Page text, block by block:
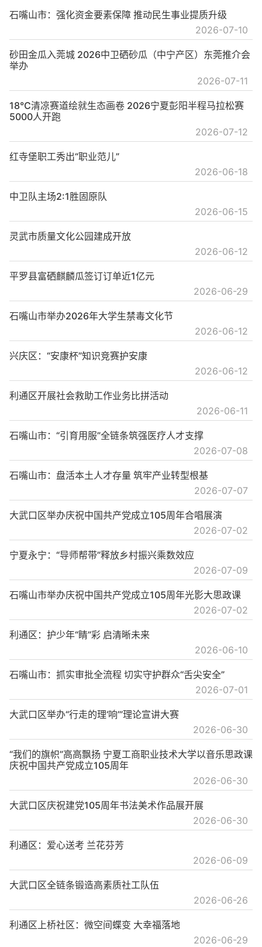
2026-07-10
石嘴山市：强化资金要素保障 推动民生事业提质升级
2026-07-11
砂田金瓜入莞城 2026中卫硒砂瓜（中宁产区）东莞推介会
举办
2026-07-12
18℃清凉赛道绘就生态画卷 2026宁夏彭阳半程马拉松赛
5000人开跑
2026-06-18
红寺堡职工秀出“职业范儿”
2026-06-15
中卫队主场2:1胜固原队
2026-06-12
灵武市质量文化公园建成开放
2026-06-29
平罗县富硒麒麟瓜签订订单近1亿元
2026-06-12
石嘴山市举办2026年大学生禁毒文化节
2026-06-12
兴庆区：“安康杯”知识竞赛护安康
2026-06-11
利通区开展社会救助工作业务比拼活动
2026-07-08
石嘴山市：“引育用服”全链条筑强医疗人才支撑
2026-07-07
石嘴山市：盘活本土人才存量 筑牢产业转型根基
2026-07-02
大武口区举办庆祝中国共产党成立105周年合唱展演
2026-07-09
宁夏永宁：“导师帮带”释放乡村振兴乘数效应
2026-07-02
石嘴山市举办庆祝中国共产党成立105周年光影大思政课
2026-06-10
利通区：护少年“睛”彩 启清晰未来
2026-07-01
石嘴山市：抓实审批全流程 切实守护群众“舌尖安全”
2026-06-30
大武口区举办“行走的理‘响’”理论宣讲大赛
2026-06-30
“我们的旗帜”高高飘扬 宁夏工商职业技术大学以音乐思政课
庆祝中国共产党成立105周年
2026-06-30
大武口区庆祝建党105周年书法美术作品展开展
2026-06-09
利通区：爱心送考 兰花芬芳
2026-06-26
大武口区全链条锻造高素质社工队伍
2026-06-29
利通区上桥社区：微空间蝶变 大幸福落地